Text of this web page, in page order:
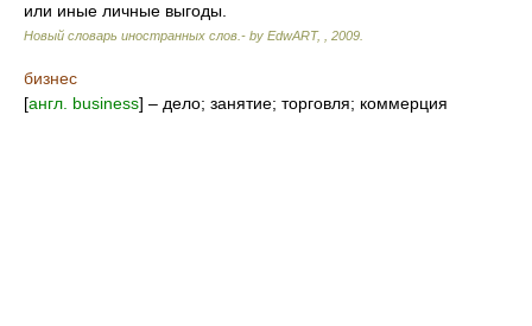
или иные личные выгоды.
Новый словарь иностранных слов.- by EdwART, 2009
бизнес
[англ. business] – дело; занятие; торговля; коммерция